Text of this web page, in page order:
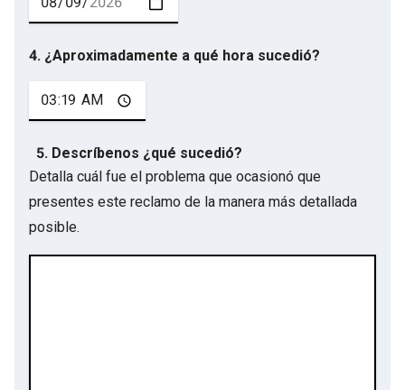
4. ¿Aproximadamente a qué hora sucedió?
5. Descríbenos ¿qué sucedió?
Detalla cuál fue el problema que ocasionó que
presentes este reclamo de la manera más detallada
posible.